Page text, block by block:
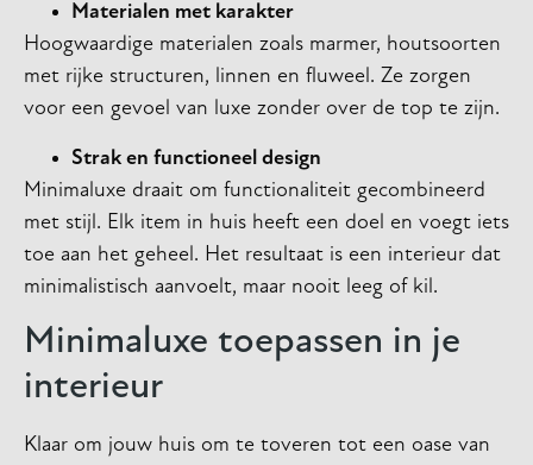
Materialen met karakter
Hoogwaardige materialen zoals marmer, houtsoorten
met rijke structuren, linnen en fluweel. Ze zorgen
voor een gevoel van luxe zonder over de top te zijn.
Strak en functioneel design
Minimaluxe draait om functionaliteit gecombineerd
met stijl. Elk item in huis heeft een doel en voegt iets
toe aan het geheel. Het resultaat is een interieur dat
minimalistisch aanvoelt, maar nooit leeg of kil.
Minimaluxe toepassen in je
interieur
Klaar om jouw huis om te toveren tot een oase van